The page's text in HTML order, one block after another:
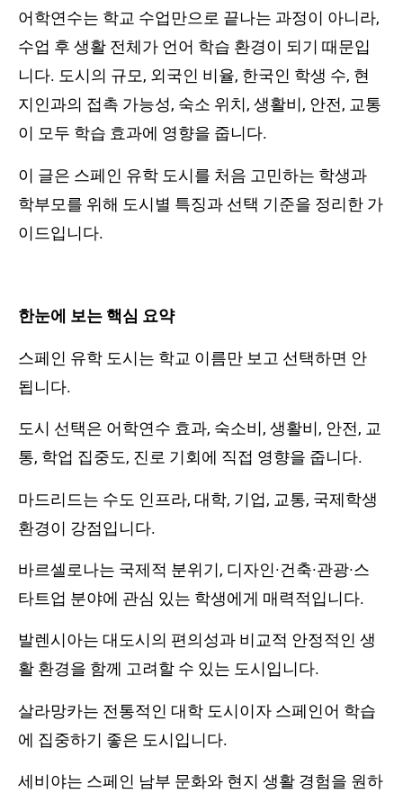
어학연수는 학교 수업만으로 끝나는 과정이 아니라,
수업 후 생활 전체가 언어 학습 환경이 되기 때문입
니다. 도시의 규모, 외국인 비율, 한국인 학생 수, 현
지인과의 접촉 가능성, 숙소 위치, 생활비, 안전, 교통
이 모두 학습 효과에 영향을 줍니다.
이 글은 스페인 유학 도시를 처음 고민하는 학생과
학부모를 위해 도시별 특징과 선택 기준을 정리한 가
이드입니다.
한눈에 보는 핵심 요약
스페인 유학 도시는 학교 이름만 보고 선택하면 안
됩니다.
도시 선택은 어학연수 효과, 숙소비, 생활비, 안전, 교
통, 학업 집중도, 진로 기회에 직접 영향을 줍니다.
마드리드는 수도 인프라, 대학, 기업, 교통, 국제학생
환경이 강점입니다.
바르셀로나는 국제적 분위기, 디자인·건축·관광·스
타트업 분야에 관심 있는 학생에게 매력적입니다.
발렌시아는 대도시의 편의성과 비교적 안정적인 생
활 환경을 함께 고려할 수 있는 도시입니다.
살라망카는 전통적인 대학 도시이자 스페인어 학습
에 집중하기 좋은 도시입니다.
세비야는 스페인 남부 문화와 현지 생활 경험을 원하